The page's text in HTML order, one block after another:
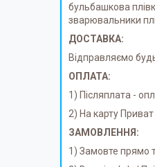
бульбашкова
зварювальники
ДОСТАВКА:
Відправляємо
ОПЛАТА:
1) Післяплата -
2) На карту
ЗАМОВЛЕННЯ:
1) Замовте прямо